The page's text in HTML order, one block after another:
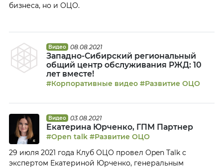
бизнеса, но и ОЦО.
Видео 08.08.2021
Западно-Сибирский региональный
общий центр обслуживания РЖД: 10
лет вместе!
#Корпоративные видео #Развитие ОЦО
Видео 03.08.2021
Екатерина Юрченко, ГПМ Партнер
#Open talk #Развитие ОЦО
29 июля 2021 года Клуб ОЦО провел Open Talk с
экспертом Екатериной Юрченко, генеральным